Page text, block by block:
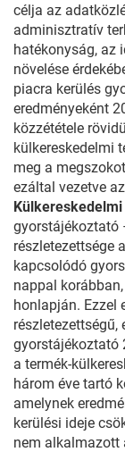
célja az
adminisztratív
hatékonyság, az
növelése
piacra kerülés
eredményeként
közzététele
külkereskedelmi
meg a
ezáltal vezetve
gyorstájékoztató
részletezettsége
kapcsolódó
nappal
honlapján. Ezzel
részletezettségű,
gyorstájékoztató
a termék-
három éve tartó
amelynek
kerülési ideje
nem alkalmazott